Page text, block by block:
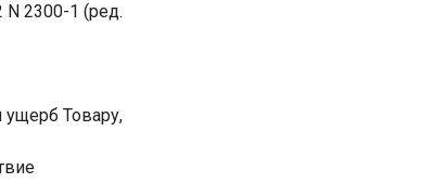
N 2300-1 (ред.
ущерб Товару,